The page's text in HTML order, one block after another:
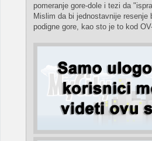
pomeranje gore-dole i tezi da
Mislim da bi jednostavnije resenje
podigne gore, kao sto je to kod